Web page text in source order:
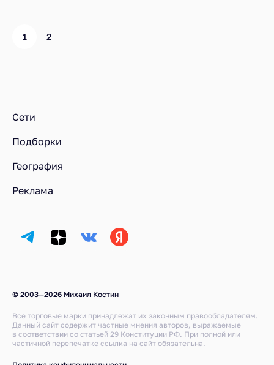
1 2
© 2003—2026 Михаил Костин
Все торговые марки принадлежат их законным правообладателям.
Данный сайт содержит частные мнения авторов, выражаемые
в соответствии со статьей 29 Конституции РФ. При полной или
частичной перепечатке ссылка на сайт обязательна.
Сети
Подборки
География
Реклама